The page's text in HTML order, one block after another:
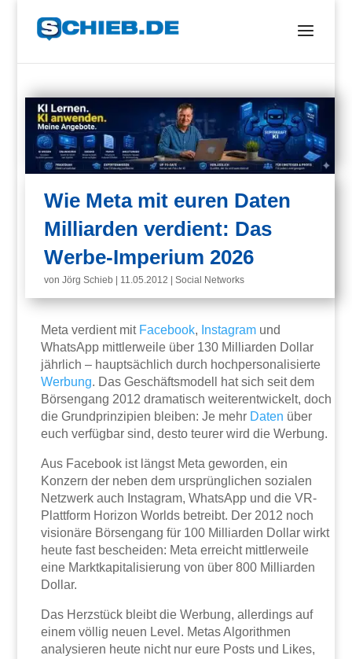
Wie Meta mit euren Daten
Milliarden verdient: Das
Werbe-Imperium 2026
vonJörg Schieb 11.05.2012 |Social Networks
Meta verdient mit Facebook, Instagram und
WhatsApp mittlerweile über 130 Milliarden Dollar
jährlich – hauptsächlich durch hochpersonalisierte
Werbung. Das Geschäftsmodell hat sich seit dem
Börsengang 2012 dramatisch weiterentwickelt, doch
die Grundprinzipien bleiben: Je mehr Daten über
euch verfügbar sind, desto teurer wird die Werbung.
Aus Facebook ist längst Meta geworden, ein
Konzern der neben dem ursprünglichen sozialen
Netzwerk auch Instagram, WhatsApp und die VR-
Plattform Horizon Worlds betreibt. Der 2012 noch
visionäre Börsengang für 100 Milliarden Dollar wirkt
heute fast bescheiden: Meta erreicht mittlerweile
eine Marktkapitalisierung von über 800 Milliarden
Dollar.
Das Herzstück bleibt die Werbung, allerdings auf
einem völlig neuen Level. Metas Algorithmen
analysieren heute nicht nur eure Posts und Likes,